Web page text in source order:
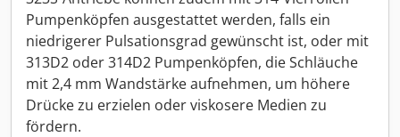
Pumpenköpfen ausgestattet werden, falls ein
niedrigerer Pulsationsgrad gewünscht ist, oder mit
313D2 oder 314D2 Pumpenköpfen, die Schläuche
mit 2,4 mm Wandstärke aufnehmen, um höhere
Drücke zu erzielen oder viskosere Medien zu
fördern.